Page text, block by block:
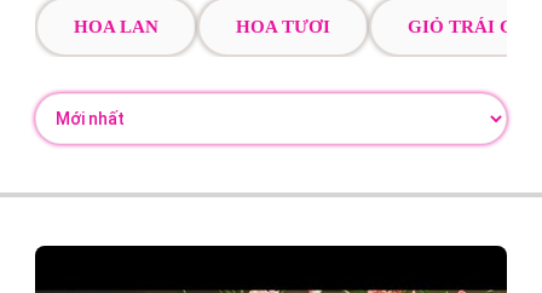
HOA LAN HOA TƯƠI GIỎ TRÁI CÂY